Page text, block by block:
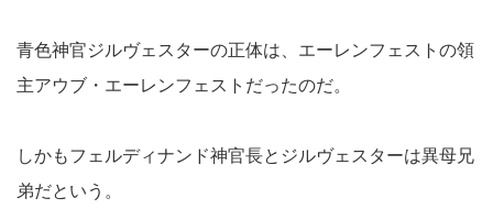
青色神官ジルヴェスターの正体は、エーレンフェストの領
主アウブ・エーレンフェストだったのだ。
しかもフェルディナンド神官長とジルヴェスターは異母兄
弟だという。